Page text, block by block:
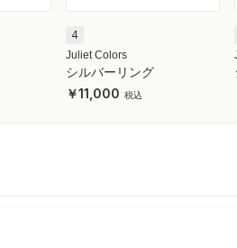
4
Juliet Colors
シルバーリング
11,000